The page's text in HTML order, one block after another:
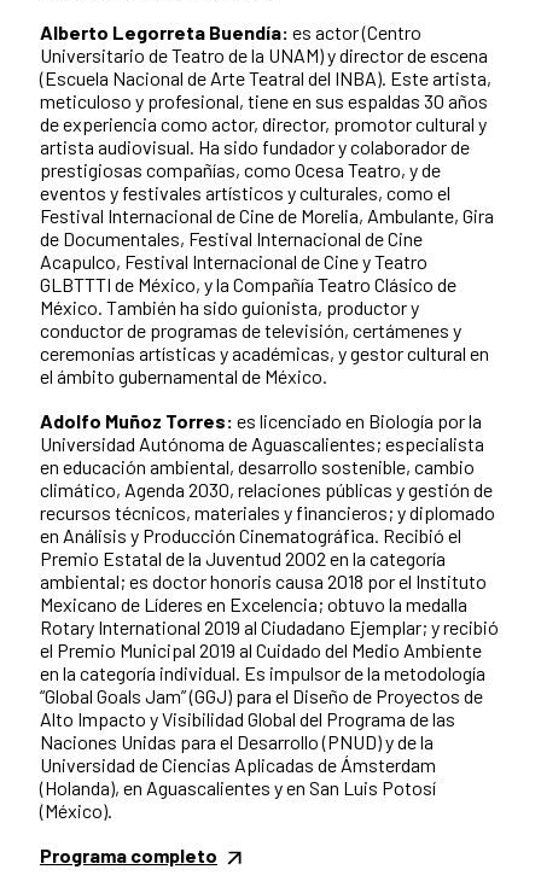
Alberto Legorreta Buendía: es actor (Centro
Universitario de Teatro de la UNAM) y director de escena
(Escuela Nacional de Arte Teatral del INBA). Este artista,
meticuloso y profesional, tiene en sus espaldas 30 años
de experiencia como actor, director, promotor cultural y
artista audiovisual. Ha sido fundador y colaborador de
prestigiosas compañías, como Ocesa Teatro, y de
eventos y festivales artísticos y culturales, como el
Festival Internacional de Cine de Morelia, Ambulante, Gira
de Documentales, Festival Internacional de Cine
Acapulco, Festival Internacional de Cine y Teatro
GLBTTTI de México, y la Compañía Teatro Clásico de
México. También ha sido guionista, productor y
conductor de programas de televisión, certámenes y
ceremonias artísticas y académicas, y gestor cultural en
el ámbito gubernamental de México.
Adolfo Muñoz Torres: es licenciado en Biología por la
Universidad Autónoma de Aguascalientes; especialista
en educación ambiental, desarrollo sostenible, cambio
climático, Agenda 2030, relaciones públicas y gestión de
recursos técnicos, materiales y financieros; y diplomado
en Análisis y Producción Cinematográfica. Recibió el
Premio Estatal de la Juventud 2002 en la categoría
ambiental; es doctor honoris causa 2018 por el Instituto
Mexicano de Líderes en Excelencia; obtuvo la medalla
Rotary International 2019 al Ciudadano Ejemplar; y recibió
el Premio Municipal 2019 al Cuidado del Medio Ambiente
en la categoría individual. Es impulsor de la metodología
“Global Goals Jam” (GGJ) para el Diseño de Proyectos de
Alto Impacto y Visibilidad Global del Programa de las
Naciones Unidas para el Desarrollo (PNUD) y de la
Universidad de Ciencias Aplicadas de Ámsterdam
(Holanda), en Aguascalientes y en San Luis Potosí
(México).
Programa completo